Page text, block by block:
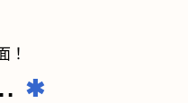
！
✱